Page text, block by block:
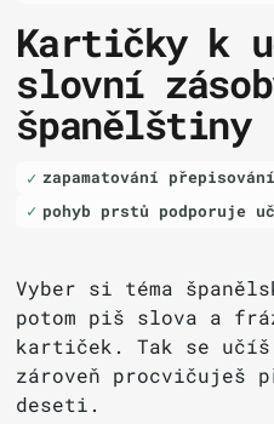
Kartičky k
slovní
španělštiny
zapamatování
pohyb prstů podporuje
Vyber si téma
potom piš slova a
kartiček. Tak se
zároveň procvičuješ
deseti.